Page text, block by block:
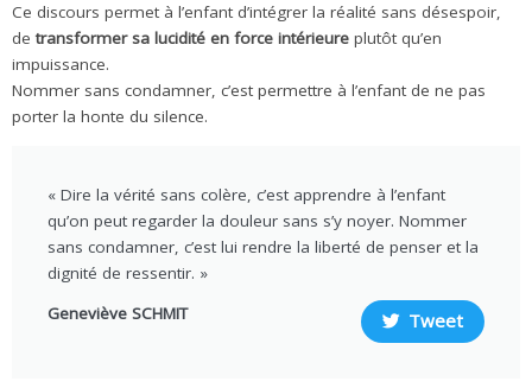
Ce discours permet à l’enfant d’intégrer la réalité sans désespoir,
detransformer sa lucidité en force intérieure plutôt qu’en
impuissance.
Nommer sans condamner, c’est permettre à l’enfant de ne pas
porter la honte du silence.
« Dire la vérité sans colère, c’est apprendre à l’enfant
qu’on peut regarder la douleur sans s’y noyer. Nommer
sans condamner, c’est lui rendre la liberté de penser et la
dignité de ressentir. »
Geneviève SCHMIT
Tweet